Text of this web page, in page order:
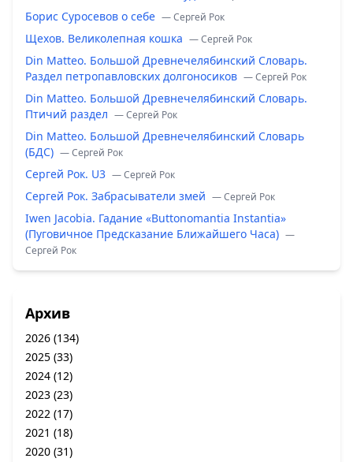
Борис Суросевов о себе — Сергей Рок
Щехов. Великолепная кошка — Сергей Рок
Din Matteo. Большой Древнечелябинский Словарь.
Раздел петропавловских долгоносиков — Сергей Рок
Din Matteo. Большой Древнечелябинский Словарь.
Птичий раздел — Сергей Рок
Din Matteo. Большой Древнечелябинский Словарь
(БДС) — Сергей Рок
Сергей Рок. U3 — Сергей Рок
Сергей Рок. Забрасыватели змей — Сергей Рок
Iwen Jacobia. Гадание «Buttonomantia Instantia»
(Пуговичное Предсказание Ближайшего Часа) —
Сергей Рок
Архив
2026 (134)
2025 (33)
2024 (12)
2023 (23)
2022 (17)
2021 (18)
2020 (31)